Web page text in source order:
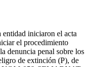
iniciaron el acta
el procedimiento
denuncia penal sobre los
de extinción (P), de